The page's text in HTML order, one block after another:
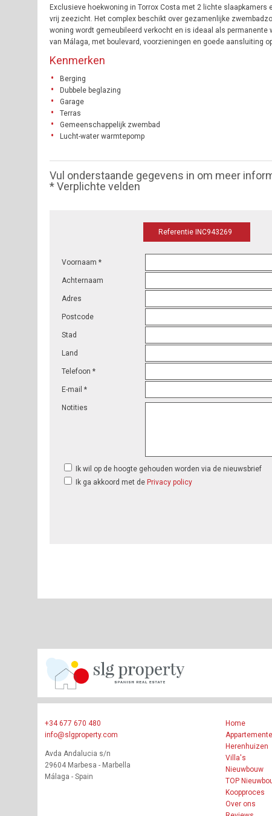
Exclusieve hoekwoning in Torrox Costa met 2 lichte
vrij zeezicht. Het complex beschikt over gezamenlijke
woning wordt gemeubileerd verkocht en is ideaal als
van Málaga, met boulevard, voorzieningen en goede aansluiting
Kenmerken
Berging
Dubbele beglazing
Garage
Terras
Gemeenschappelijk zwembad
Lucht-water warmtepomp
Vul onderstaande gegevens in om meer
* Verplichte velden
Referentie INC943269
Voornaam *
Achternaam
Adres
Postcode
Stad
Land
Telefoon *
E-mail *
Notities
Ik wil op de hoogte gehouden worden via de nieuwsbrief
Ik ga akkoord met de Privacy policy
+34 677 670 480
info@slgproperty.com
Avda Andalucia s/n
29604 Marbesa - Marbella
Málaga - Spain
Home
Herenhuizen
Villa's
Nieuwbouw
TOP
Koopproces
Over ons